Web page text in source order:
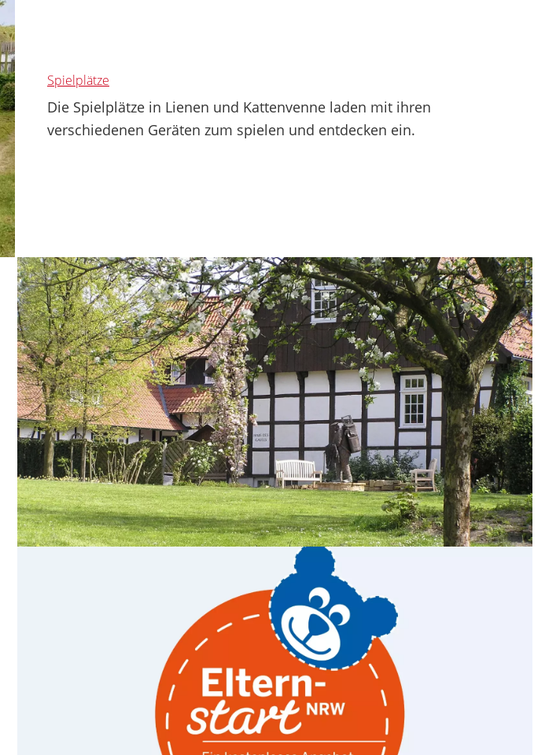
Spielplätze
Die Spielplätze in Lienen und Kattenvenne laden mit ihren
verschiedenen Geräten zum spielen und entdecken ein.